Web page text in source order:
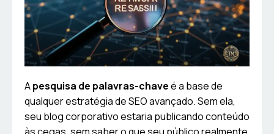
Apesquisa de palavras-chaveé a base de
qualquer estratégia de SEO avançado. Sem ela,
seu blog corporativo estaria publicando conteúdo